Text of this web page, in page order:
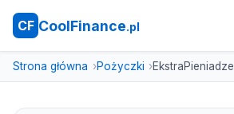
CF CoolFinance.pl
Strona główna Pożyczki EkstraPieniadze